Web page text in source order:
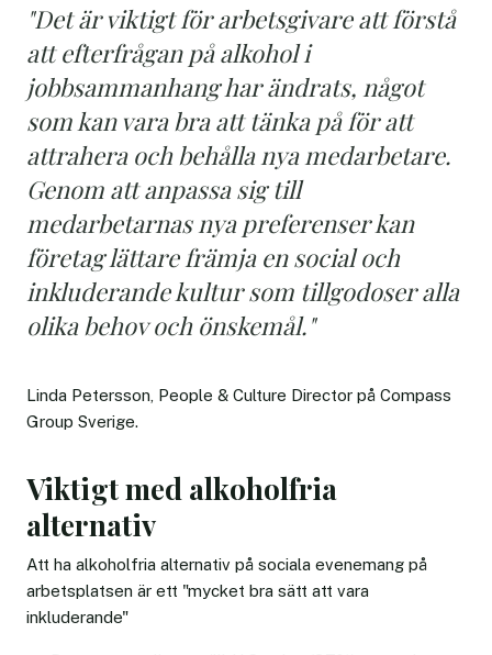
"Det är viktigt för arbetsgivare att förstå
att efterfrågan på alkohol i
jobbsammanhang har ändrats, något
som kan vara bra att tänka på för att
attrahera och behålla nya medarbetare.
Genom att anpassa sig till
medarbetarnas nya preferenser kan
företag lättare främja en social och
inkluderande kultur som tillgodoser alla
olika behov och önskemål."
Linda Petersson, People & Culture Director på Compass
Group Sverige.
Viktigt med alkoholfria
alternativ
Att ha alkoholfria alternativ på sociala evenemang på
arbetsplatsen är ett "mycket bra sätt att vara
inkluderande"